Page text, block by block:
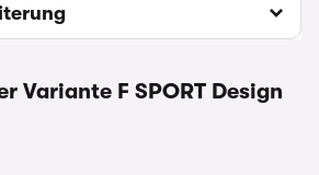
Variante F SPORT Design